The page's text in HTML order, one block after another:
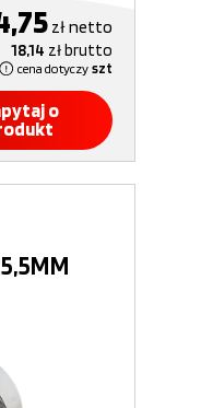
złnetto
18,14 złbrutto
cena dotyczy szt
o